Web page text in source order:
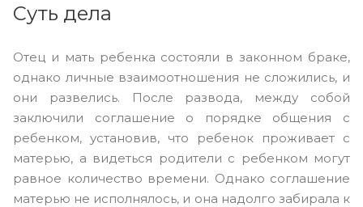
Суть дела
Отец и мать ребенка состояли в законном браке,
однако личные взаимоотношения не сложились, и
они развелись. После развода, между собой
заключили соглашение о порядке общения с
ребенком, установив, что ребенок проживает с
матерью, а видеться родители с ребенком могут
равное количество времени. Однако соглашение
матерью не исполнялось, и она надолго забирала к